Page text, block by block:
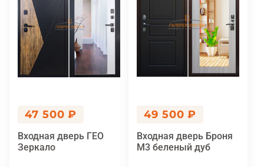
47 500 ₽
Входная дверь ГЕО
Зеркало
49 500 ₽
Входная дверь Броня
М3 беленый дуб